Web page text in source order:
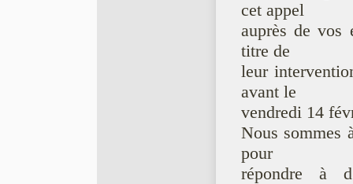
cet appel
auprès de vos
titre de
leur
avant le
vendredi 14
Nous sommes
pour
répondre à